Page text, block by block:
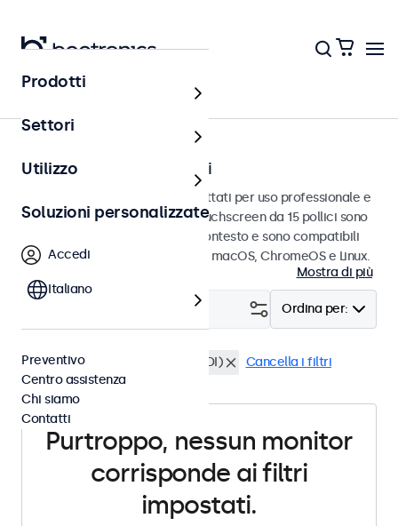
Touchscreen
Touchscreen da 15 pollici
Touchscreen da 15 pollici progettati per uso professionale e
uso continuo. Questi monitor touchscreen da 15 pollici sono
facili da integrare in qualsiasi contesto e sono compatibili
con i sistemi operativi Windows, macOS, ChromeOS e Linux.
Mostra di più
Ordina per:
Touchscreen 15 pollici BNC (SDI) Cancella i filtri
Purtroppo, nessun monitor
corrisponde ai filtri
impostati.
Prodotti
Settori
Utilizzo
Soluzioni personalizzate
Accedi
Italiano
Preventivo
Centro assistenza
Chi siamo
Contatti